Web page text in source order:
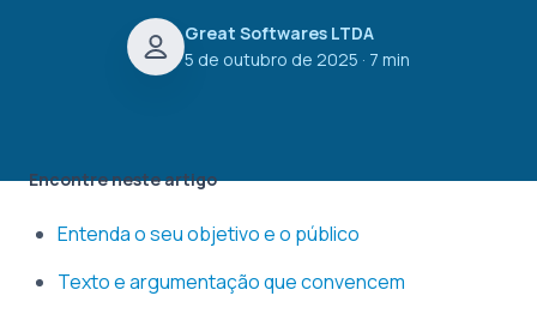
Great Softwares LTDA
5 de outubro de 2025 · 7 min
Encontre neste artigo
Entenda o seu objetivo e o público
Texto e argumentação que convencem